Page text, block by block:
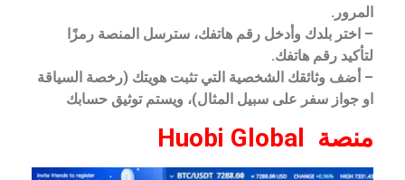
المرور.
– اختر بلدك وأدخل رقم هاتفك، سترسل المنصة رمزًا
لتأكيد رقم هاتفك.
– أضف وثائقك الشخصية التي تثبت هويتك (رخصة السياقة
او جواز سفر على سبيل المثال)، ويستم توثيق حسابك
منصة Huobi Global